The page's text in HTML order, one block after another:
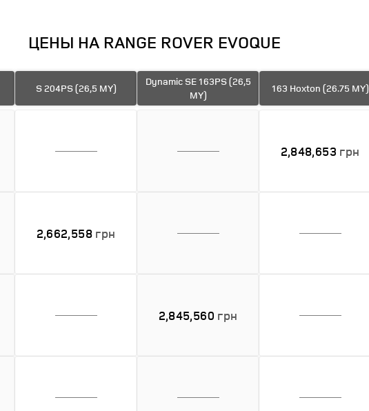
ЦЕНЫ НА RANGE ROVER EVOQUE
S 204PS (26,5 MY)
Dynamic SE 163PS (26,5
MY)
163 Hoxton (26.75 MY)
2,848,653 грн
2,662,558грн
2,845,560 грн